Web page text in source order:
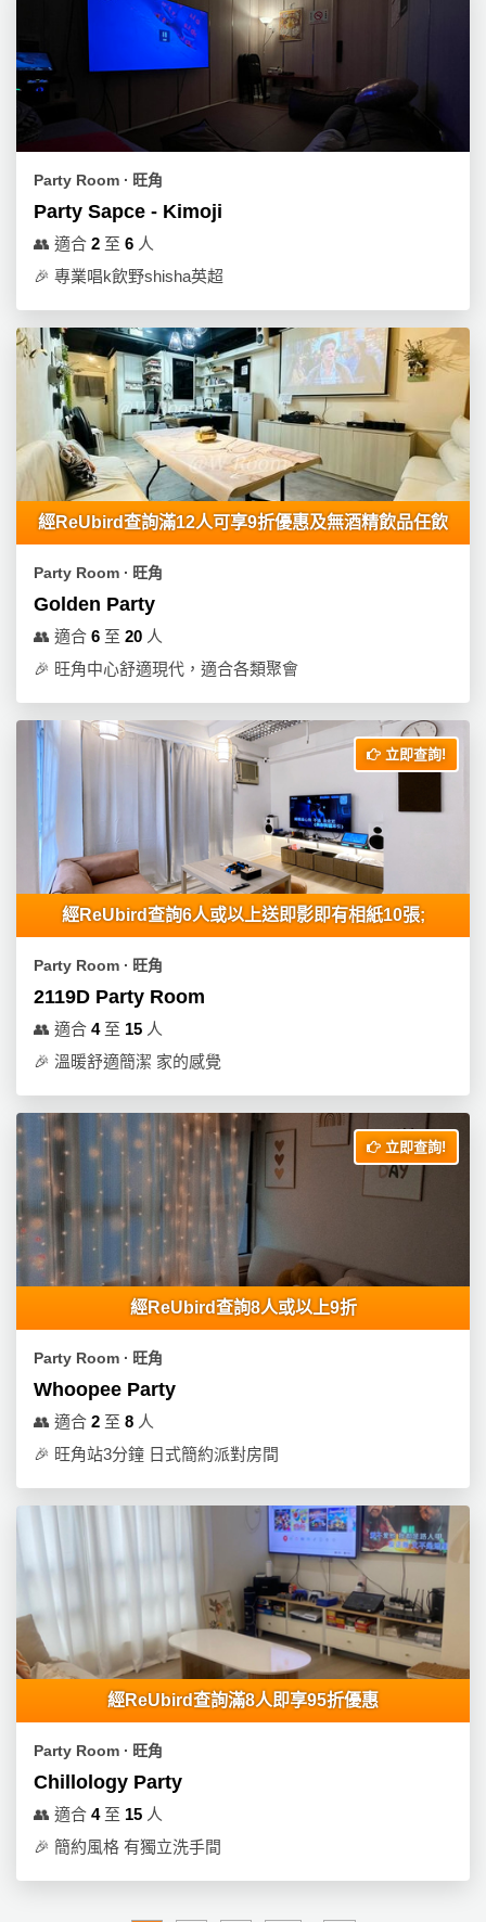
Party Room ∙ 旺角
Party Sapce - Kimoji
👥 適合 2 至 6 人
🎉 專業唱k飲野shisha英超
經ReUbird查詢滿12人可享9折優惠及無酒精飲品任飲
Party Room ∙ 旺角
Golden Party
👥 適合 6 至 20 人
🎉 旺角中心舒適現代，適合各類聚會
立即查詢!
經ReUbird查詢6人或以上送即影即有相紙10張;
Party Room ∙ 旺角
2119D Party Room
👥 適合 4至 15 人
🎉 溫暖舒適簡潔 家的感覺
立即查詢!
經ReUbird查詢8人或以上9折
Party Room ∙ 旺角
Whoopee Party
👥 適合 2 至 8 人
🎉 旺角站3分鐘 日式簡約派對房間
經ReUbird查詢滿8人即享95折優惠
Party Room ∙ 旺角
Chillology Party
👥 適合 4至 15 人
🎉 簡約風格 有獨立洗手間